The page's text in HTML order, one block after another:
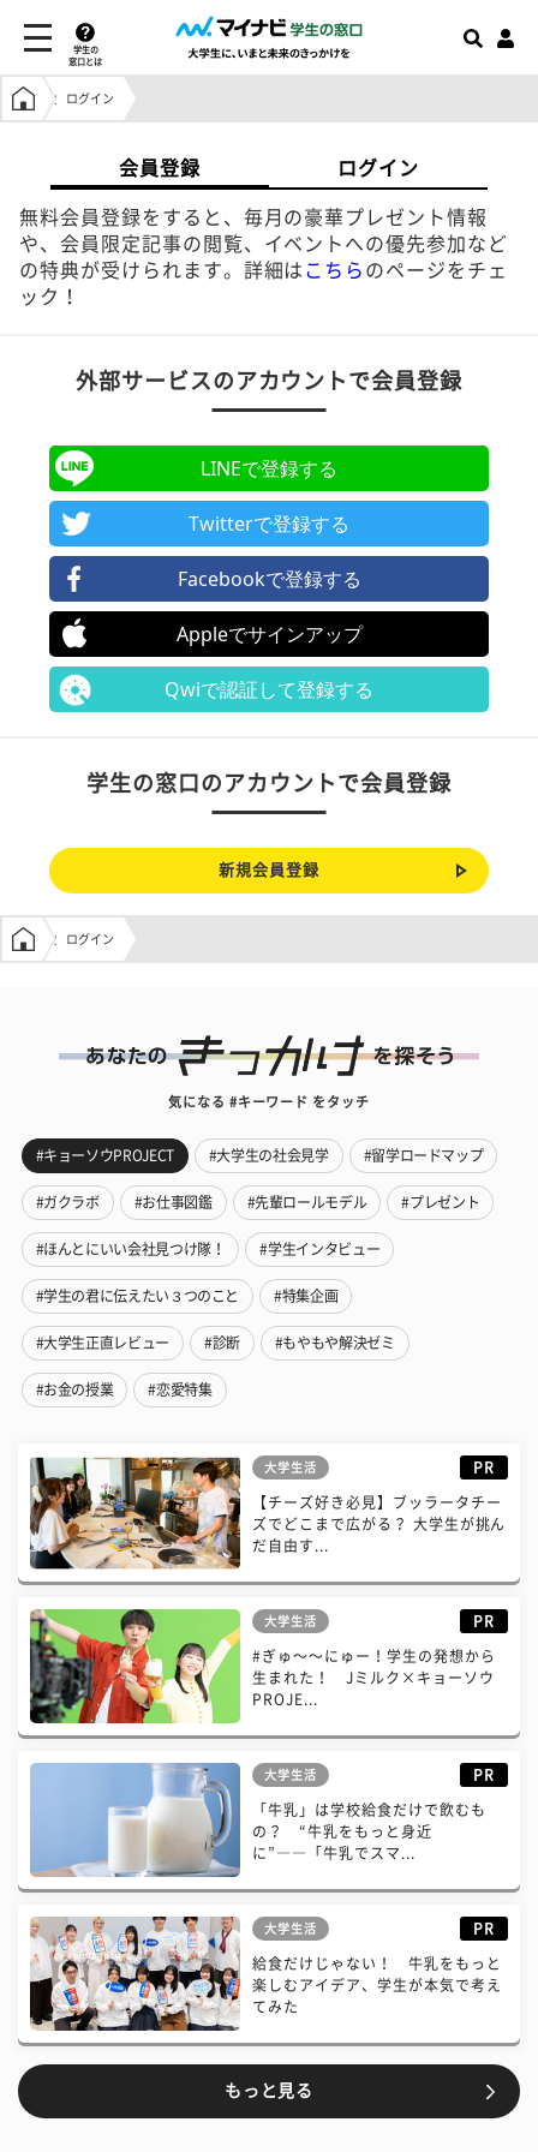
学生の
窓口とは
学生の窓口トップ
ログイン
会員登録 ログイン
無料会員登録をすると、毎月の豪華プレゼント情報
や、会員限定記事の閲覧、イベントへの優先参加など
の特典が受けられます。詳細は こちら のページをチェ
ック！
外部サービスのアカウントで会員登録
LINEで登録する
Twitterで登録する
Facebookで登録する
Appleでサインアップ
Qwiで認証して登録する
学生の窓口のアカウントで会員登録
新規会員登録
学生の窓口トップ
ログイン
気になる #キーワード をタッチ
#キョーソウPROJECT #大学生の社会見学 #留学ロードマップ
#ガクラボ #お仕事図鑑 #先輩ロールモデル #プレゼント
#ほんとにいい会社見つけ隊！ #学生インタビュー
#学生の君に伝えたい３つのこと #特集企画
#大学生正直レビュー #診断 #もやもや解決ゼミ
#お金の授業 #恋愛特集
大学生活 PR
【チーズ好き必見】ブッラータチー
ズでどこまで広がる？ 大学生が挑ん
だ自由す...
大学生活 PR
#ぎゅ〜〜にゅー！学生の発想から
生まれた！ Jミルク×キョーソウ
PROJE...
大学生活 PR
「牛乳」は学校給食だけで飲むも
の？ “牛乳をもっと身近
に”――「牛乳でスマ...
大学生活 PR
給食だけじゃない！ 牛乳をもっと
楽しむアイデア、学生が本気で考え
てみた
もっと見る